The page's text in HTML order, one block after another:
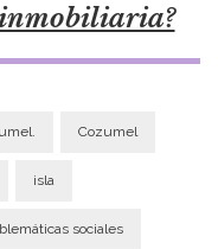
Cozumel
isla
sociales